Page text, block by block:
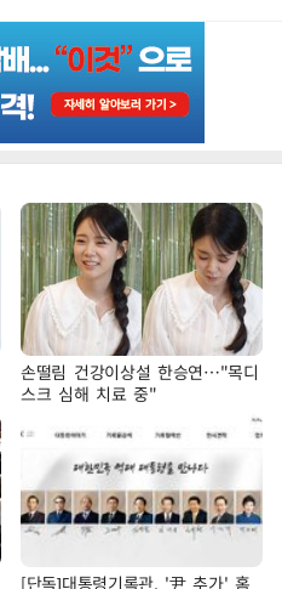
손떨림 건강이상설 한승연…"목디
스크 심해 치료 중"
[단독]대통령기록관, '尹 추가' 홈